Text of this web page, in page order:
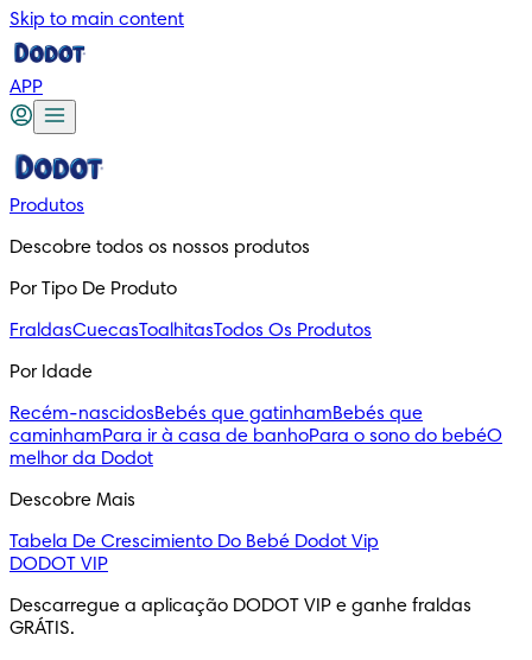
Skip to main content
APP
Produtos
Descobre todos os nossos produtos
Por Tipo De Produto
FraldasCuecasToalhitasTodos Os Produtos
Por Idade
Recém-nascidosBebés que gatinhamBebés que
caminhamPara ir à casa de banhoPara o sono do bebéO
melhor da Dodot
Descobre Mais
Tabela De Crescimiento Do Bebé Dodot Vip
DODOT VIP
Descarregue a aplicação DODOT VIP e ganhe fraldas
GRÁTIS.